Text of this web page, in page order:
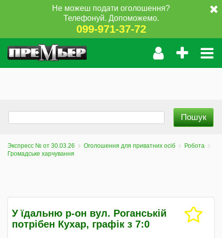
Не можеш подати оголошення?
Телефонуй. Допоможемо.
099-971-37-72
Экспресс № от 30.03.26 Оголошення для приватних осіб
Робота
Громадське харчування
У їдальню р-он вул. Роганській
потрібен Кухар, графік з 7:0